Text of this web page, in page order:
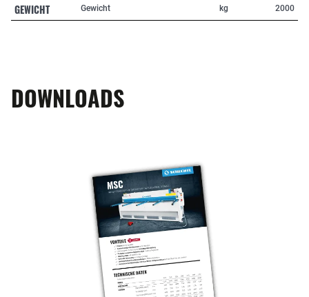
GEWICHT Gewicht kg 2000
DOWNLOADS